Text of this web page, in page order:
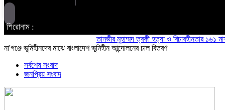
শিরোনাম :
তানভীর মুহাম্মদ ত্বকী হত্যা ও বিচারহীনতার ১৬১ মাস
না'গঞ্জে ভূমিহীনদের মাঝে বাংলাদেশ ভূমিহীন আন্দোলনের চাল বিতরণ
সর্বশেষ সংবাদ
জনপ্রিয় সংবাদ